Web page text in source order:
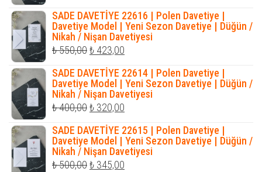
fiyat:
₺ 550,00.fiyat:
₺ 423,00.
SADE DAVETİYE 22616 | Polen Davetiye |
Davetiye Model | Yeni Sezon Davetiye | Düğün /
Nikah / Nişan Davetiyesi
₺550,00Orijinal
fiyat:
₺ 550,00.
₺ 423,00
fiyat:
₺ 423,00.
SADE DAVETİYE 22614 | Polen Davetiye |
Davetiye Model | Yeni Sezon Davetiye | Düğün /
Nikah / Nişan Davetiyesi
₺400,00Orijinal
fiyat:
₺ 400,00.
₺ 320,00
fiyat:
₺ 320,00.
SADE DAVETİYE 22615 | Polen Davetiye |
Davetiye Model | Yeni Sezon Davetiye | Düğün /
Nikah / Nişan Davetiyesi
₺500,00Orijinal
₺ 345,00